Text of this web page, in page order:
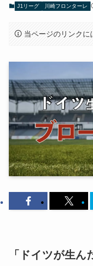
J1リーグ 川崎フロンターレ
当ページのリンクに
「ドイツが生ん